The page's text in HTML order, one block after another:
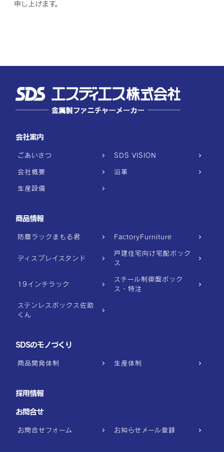
申し上げます。
会社案内
ごあいさつ SDS VISION
会社概要 沿革
生産設備
商品情報
防塵ラックまもる君 FactoryFurniture
ディスプレイスタンド
戸建住宅向け宅配ボック
ス
19インチラック
スチール制御盤ボック
ス・特注
ステンレスボックス佐助
くん
SDSのモノづくり
商品開発体制 生産体制
採用情報
お問合せ
お問合せフォーム お知らせメール登録